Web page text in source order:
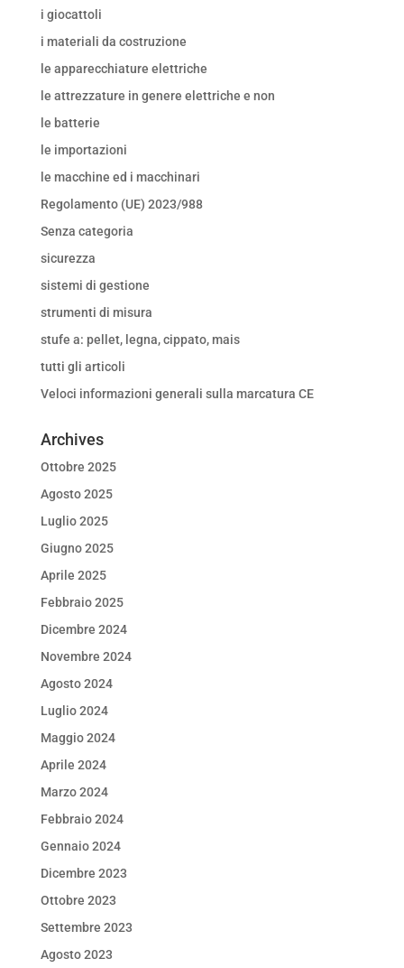
i giocattoli
i materiali da costruzione
le apparecchiature elettriche
le attrezzature in genere elettriche e non
le batterie
le importazioni
le macchine ed i macchinari
Regolamento (UE) 2023/988
Senza categoria
sicurezza
sistemi di gestione
strumenti di misura
stufe a: pellet, legna, cippato, mais
tutti gli articoli
Veloci informazioni generali sulla marcatura CE
Archives
Ottobre 2025
Agosto 2025
Luglio 2025
Giugno 2025
Aprile 2025
Febbraio 2025
Dicembre 2024
Novembre 2024
Agosto 2024
Luglio 2024
Maggio 2024
Aprile 2024
Marzo 2024
Febbraio 2024
Gennaio 2024
Dicembre 2023
Ottobre 2023
Settembre 2023
Agosto 2023